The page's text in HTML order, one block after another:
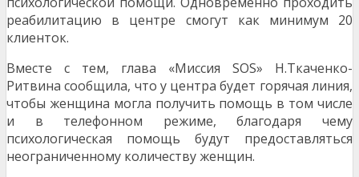
реабилитацию в центре смогут как минимум 20
клиенток.
Вместе с тем, глава «Миссия SOS» Н.Ткаченко-
Ритвина сообщила, что у центра будет горячая линия,
чтобы женщина могла получить помощь в том числе
и в телефонном режиме, благодаря чему
психологическая помощь будут предоставляться
неограниченному количеству женщин.